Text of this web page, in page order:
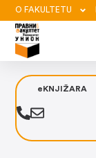
O FAKULTETU
eKNJIŽARA